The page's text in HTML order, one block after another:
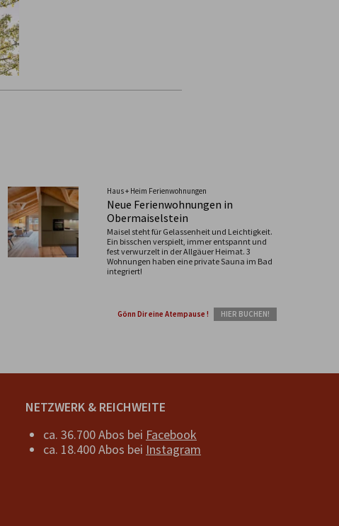
Haus + Heim Ferienwohnungen
Neue Ferienwohnungen in
Obermaiselstein
Maisel steht für Gelassenheit und Leichtigkeit.
Ein bisschen verspielt, immer entspannt und
fest verwurzelt in der Allgäuer Heimat. 3
Wohnungen haben eine private Sauna im Bad
integriert!
Gönn Dir eine Atempause ! HIER BUCHEN!
NETZWERK & REICHWEITE
ca. 36.700 Abos bei Facebook
ca. 18.400 Abos bei Instagram